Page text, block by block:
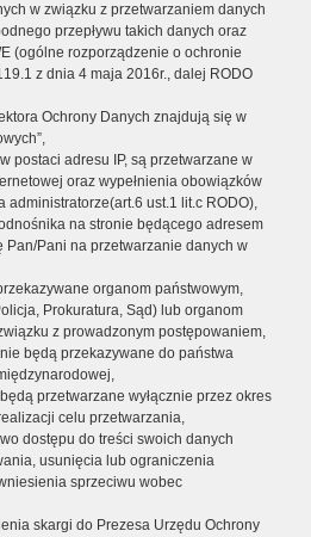
w związku z przetwarzaniem danych
przepływu takich danych oraz
(ogólne rozporządzenie o ochronie
z dnia 4 maja 2016r., dalej RODO
Ochrony Danych znajdują się w
postaci adresu IP, są przetwarzane w
oraz wypełnienia obowiązków
administratorze(art.6 ust.1 lit.c RODO),
na stronie będącego adresem
Pan/Pani na przetwarzanie danych w
organom państwowym,
Prokuratura, Sąd) lub organom
z prowadzonym postępowaniem,
będą przekazywane do państwa
przetwarzane wyłącznie przez okres
celu przetwarzania,
dostępu do treści swoich danych
usunięcia lub ograniczenia
sprzeciwu wobec
skargi do Prezesa Urzędu Ochrony